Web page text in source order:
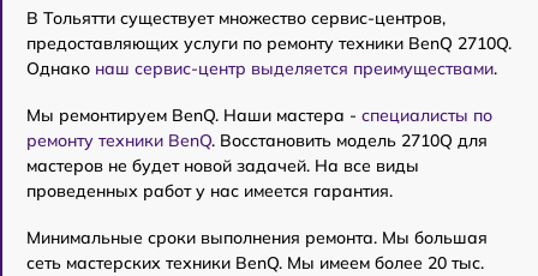
В Тольятти существует множество сервис-центров,
предоставляющих услуги по ремонту техники BenQ 2710Q.
Однако наш сервис-центр выделяется преимуществами.
Мы ремонтируем BenQ. Наши мастера - специалисты по
ремонту техники BenQ. Восстановить модель 2710Q для
мастеров не будет новой задачей. На все виды
проведенных работ у нас имеется гарантия.
Минимальные сроки выполнения ремонта. Мы большая
сеть мастерских техники BenQ. Мы имеем более 20 тыс.